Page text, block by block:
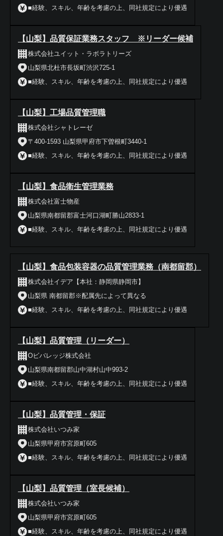
■経験、スキル、年齢を考慮の上、同社規定により優遇
【山梨】品質保証業務スタッフ ※リーダー候補
株式会社ユイット・ラボラトリーズ
山梨県北杜市長坂町渋沢725-1
■経験、スキル、年齢を考慮の上、同社規定により優遇
【山梨】工場品質管理職
株式会社シャトレーゼ
〒400-1593 山梨県甲府市下曽根町3440-1
■経験、スキル、年齢を考慮の上、同社規定により優遇
【山梨】食品衛生管理業務
株式会社富士物産
山梨県南都留郡富士河口湖町勝山2833-1
■経験、スキル、年齢を考慮の上、同社規定により優遇
【山梨】食品包装容器の品質管理業務（南都留郡）
株式会社イデア【本社：静岡県静岡市】
山梨県 南都留郡※配属先によって異なる
■経験、スキル、年齢を考慮の上、同社規定により優遇
【山梨】品質管理（リーダー）
Oビバレッジ株式会社
山梨県南都留郡山中湖村山中993-2
■経験、スキル、年齢を考慮の上、同社規定により優遇
【山梨】品質管理・保証
株式会社いつみ家
山梨県甲府市宮原町605
■経験、スキル、年齢を考慮の上、同社規定により優遇
【山梨】品質管理（室長候補）
株式会社いつみ家
山梨県甲府市宮原町605
■経験、スキル、年齢を考慮の上、同社規定により優遇